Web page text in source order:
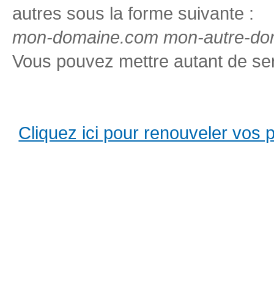
autres sous la forme suivante :
mon-domaine.com mon-autre-
Vous pouvez mettre autant de
Cliquez ici pour renouveler vos